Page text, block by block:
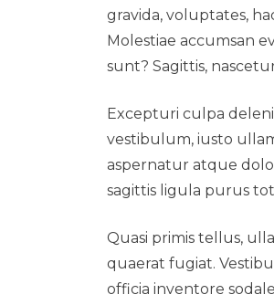
gravida, voluptates,
Molestiae accumsan
sunt? Sagittis,
Excepturi culpa
vestibulum, iusto
aspernatur atque
sagittis ligula purus
Quasi primis tellus,
quaerat fugiat.
officia inventore